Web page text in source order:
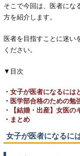
そこで今回は、医者にな
方を紹介します。
医者を目指すことに迷い
ください。
▼目次
・ 女子が医者になるには
・ 医学部合格のための勉
・
【結婚・出産】女医
・ まとめ
女子が医者になるに